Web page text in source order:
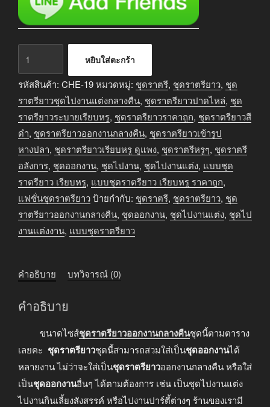
ชุด
ราตรี
ยาว
ออกงาน
กลาง
คืน
สี
ดำ
ปาด
ไหล่
กำมะหยี่
หยิบใส่ตะกร้า
รหัสสินค้า: CHE-19หมวดหมู่: ชุดราตรี, ชุดราตรียาว, ชุด
ราตรียาวชุดไปงานแต่งกลางคืน, ชุดราตรียาวปาดไหล่, ชุด
ราตรียาวระบายเรียบหรู, ชุดราตรียาวราคาถูก, ชุดราตรียาวสี
ดำ, ชุดราตรียาวออกงานกลางคืน, ชุดราตรียาวเข้ารูป
หางปลา, ชุดราตรียาวเรียบหรู ดูแพง, ชุดราตรีหรูๆ, ชุดราตรี
อลังการ, ชุดออกงาน, ชุดไปงาน, ชุดไปงานแต่ง, แบบชุด
ราตรียาว เรียบหรู, แบบชุดราตรียาว เรียบหรู ราคาถูก,
แฟชั่นชุดราตรียาวป้ายกำกับ: ชุดราตรี, ชุดราตรียาว, ชุด
ราตรียาวออกงานกลางคืน, ชุดออกงาน, ชุดไปงานแต่ง, ชุดไป
งานแต่งงาน, แบบชุดราตรียาว
คำอธิบาย บทวิจารณ์ (0)
คำอธิบาย
ขนาดไซส์ชุดราตรียาวออกงานกลางคืนชุดนี้ตามตาราง
เลยคะ ชุดราตรียาวชุดนี้สามารถสวมใส่เป็นชุดออกงานได้
หลายงาน ไม่ว่าจะใส่เป็นชุดราตรียาวออกงานกลางคืน หรือใส่
เป็นชุดออกงานอื่นๆ ได้ตามต้องการ เช่น เป็นชุดไปงานแต่ง
ไปงานกินเลี้ยงสังสรรค์ หรือไปงานปาร์ตี้ต่างๆ ร้านของเรามี